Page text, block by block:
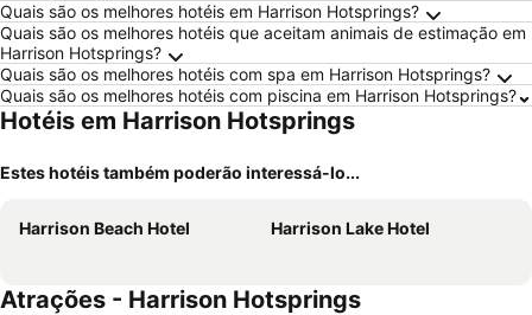
Quais são os melhores hotéis em Harrison Hotsprings?
Quais são os melhores hotéis que aceitam animais de estimação em
Harrison Hotsprings?
Quais são os melhores hotéis com spa em Harrison Hotsprings?
Quais são os melhores hotéis com piscina em Harrison Hotsprings?
Hotéis em Harrison Hotsprings
Estes hotéis também poderão interessá-lo...
Harrison Beach Hotel Harrison Lake Hotel
Atrações - Harrison Hotsprings